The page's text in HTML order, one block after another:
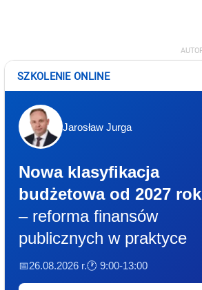
SZKOLENIE ONLINE
Jarosław Jurga
Nowa klasyfikacja
budżetowa od 2027
– reforma finansów
publicznych w praktyce
📅26.08.2026 r.🕐 9:00-13:00